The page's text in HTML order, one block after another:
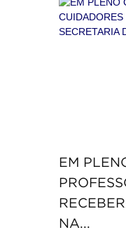
EM
NA...